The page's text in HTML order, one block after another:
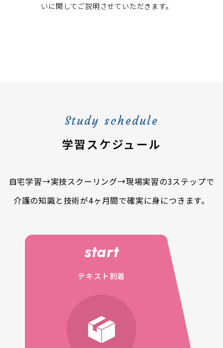
いに関してご説明させていただきます。
Study schedule
学習スケジュール
自宅学習→実技スクーリング→現場実習の3ステップで
介護の知識と技術が4ヶ月間で確実に身につきます。
start
テキスト到着